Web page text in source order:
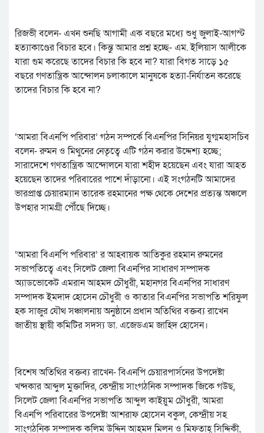
রিজভী বলেন- এখন শুনছি আগামী এক বছরে মধ্যে শুধু জুলাই-আগস্ট
হত্যাকাণ্ডের বিচার হবে। কিন্তু আমার প্রশ্ন হচ্ছে- এম. ইলিয়াস আলীকে
যারা গুম করেছে তাদের বিচার কি হবে না? যারা বিগত সাড়ে ১৫
বছরে গণতান্ত্রিক আন্দোলন চলাকালে মানুষকে হত্যা-নির্যাতন করেছে
তাদের বিচার কি হবে না?
‘আমরা বিএনপি পরিবার’ গঠন সম্পর্কে বিএনপির সিনিয়র যুগ্মমহাসচিব
বলেন- রুমন ও মিথুনের নেতৃত্বে এটি গঠন করার উদ্দেশ্য হচ্ছে;
সারাদেশে গণতান্ত্রিক আন্দোলনে যারা শহীদ হয়েছেন এবং যারা আহত
হয়েছেন তাদের পরিবারের পাশে দাঁড়ানো। এই সংগঠনটি আমাদের
ভারপ্রাপ্ত চেয়ারম্যান তারেক রহমানের পক্ষ থেকে দেশের প্রত্যন্ত অঞ্চলে
উপহার সামগ্রী পৌঁছে দিচ্ছে।
‘আমরা বিএনপি পরিবার’ র আহবায়ক আতিকুর রহমান রুমনের
সভাপতিত্বে এবং সিলেট জেলা বিএনপির সাধারণ সম্পাদক
অ্যাডভোকেট এমরান আহমদ চৌধুরী, মহানগর বিএনপির সাধারণ
সম্পাদক ইমদাদ হোসেন চৌধুরী ও কাতার বিএনপির সভাপতি শরিফুল
হক সাজুর যৌথ সঞ্চালনায় অনুষ্ঠানে প্রধান অতিথির বক্তব্য রাখেন
জাতীয় স্থায়ী কমিটির সদস্য ডা. এজেডএম জাহিদ হোসেন।
বিশেষ অতিথির বক্তব্য রাখেন- বিএনপি চেয়ারপার্সনের উপদেষ্টা
খন্দকার আব্দুল মুক্তাদির, কেন্দ্রীয় সাংগঠনিক সম্পাদক জিকে গউছ,
সিলেট জেলা বিএনপির সভাপতি আব্দুল কাইয়ুম চৌধুরী, আমরা
বিএনপি পরিবারের উপদেষ্টা আশরাফ হোসেন বকুল, কেন্দ্রীয় সহ
সাংগঠনিক সম্পাদক কলিম উদ্দিন আহমদ মিলন ও মিফতাহ্ সিদ্দিকী,